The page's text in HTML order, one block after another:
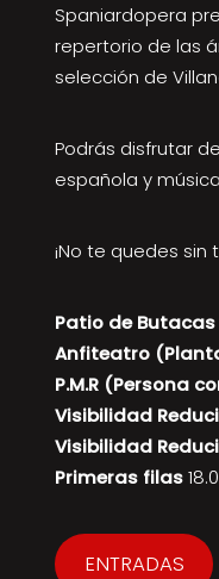
Spaniardopera
repertorio de las
selección de
Podrás disfrutar
española y
¡No te quedes sin
Patio de
Anfiteatro
P.M.R (Persona
Visibilidad
Visibilidad
Primeras filas
ENTRADAS